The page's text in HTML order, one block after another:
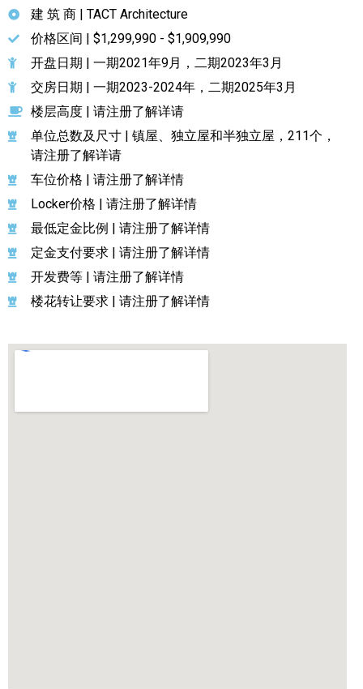
建 筑 商 | TACT Architecture
价格区间 | $1,299,990 - $1,909,990
开盘日期 | 一期2021年9月，二期2023年3月
交房日期 | 一期2023-2024年，二期2025年3月
楼层高度 | 请注册了解详请
单位总数及尺寸 | 镇屋、独立屋和半独立屋，211个，
请注册了解详请
车位价格 | 请注册了解详情
Locker价格 | 请注册了解详情
最低定金比例 | 请注册了解详情
定金支付要求 | 请注册了解详情
开发费等 | 请注册了解详情
楼花转让要求 | 请注册了解详情